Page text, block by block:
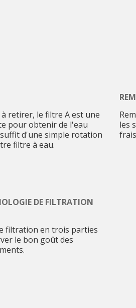
retirer, le filtre A est une
pour obtenir de l'eau
d'une simple rotation
filtre à eau.
les
DE FILTRATION
filtration en trois parties
le bon goût des